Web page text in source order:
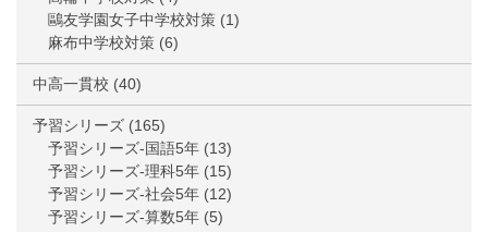
鷗友学園女子中学校対策 (1)
麻布中学校対策 (6)
中高一貫校 (40)
予習シリーズ (165)
予習シリーズ-国語5年 (13)
予習シリーズ-理科5年 (15)
予習シリーズ-社会5年 (12)
予習シリーズ-算数5年 (5)